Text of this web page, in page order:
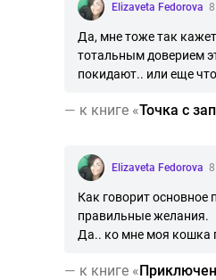
Elizaveta Fedorova
Да, мне тоже так
тотальным доверием
покидают.. или еще
— к книге «Точка с
Elizaveta Fedorova
Как говорит основное
правильные желания.
Да.. ко мне моя кошка
— к книге «